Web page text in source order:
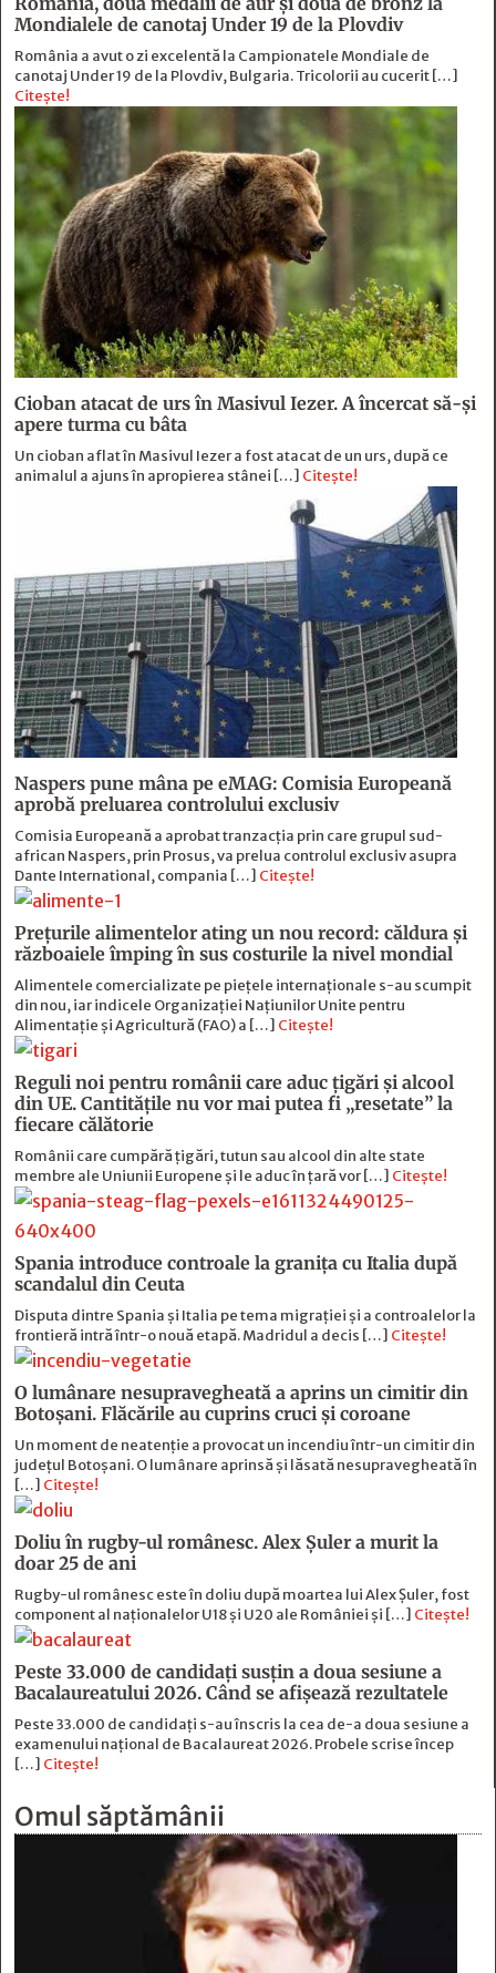
Mondialele de canotaj Under 19 de la Plovdiv
România a avut o zi excelentă la Campionatele Mondiale de
canotaj Under 19 de la Plovdiv, Bulgaria. Tricolorii au cucerit […]
Citește!
Cioban atacat de urs în Masivul Iezer. A încercat să-și
apere turma cu bâta
Un cioban aflat în Masivul Iezer a fost atacat de un urs, după ce
animalul a ajuns în apropierea stânei […] Citește!
Naspers pune mâna pe eMAG: Comisia Europeană
aprobă preluarea controlului exclusiv
Comisia Europeană a aprobat tranzacția prin care grupul sud-
african Naspers, prin Prosus, va prelua controlul exclusiv asupra
Dante International, compania […] Citește!
Prețurile alimentelor ating un nou record: căldura și
războaiele împing în sus costurile la nivel mondial
Alimentele comercializate pe piețele internaționale s-au scumpit
din nou, iar indicele Organizației Națiunilor Unite pentru
Alimentație și Agricultură (FAO) a […] Citește!
Reguli noi pentru românii care aduc țigări și alcool
din UE. Cantitățile nu vor mai putea fi „resetate” la
fiecare călătorie
Românii care cumpără țigări, tutun sau alcool din alte state
membre ale Uniunii Europene și le aduc în țară vor […] Citește!
Spania introduce controale la granița cu Italia după
scandalul din Ceuta
Disputa dintre Spania și Italia pe tema migrației și a controalelor la
frontieră intră într-o nouă etapă. Madridul a decis […] Citește!
O lumânare nesupravegheată a aprins un cimitir din
Botoșani. Flăcările au cuprins cruci și coroane
Un moment de neatenție a provocat un incendiu într-un cimitir din
județul Botoșani. O lumânare aprinsă și lăsată nesupravegheată în
[…] Citește!
Doliu în rugby-ul românesc. Alex Șuler a murit la
doar 25 de ani
Rugby-ul românesc este în doliu după moartea lui Alex Șuler, fost
component al naționalelor U18 și U20 ale României și […] Citește!
Peste 33.000 de candidați susțin a doua sesiune a
Bacalaureatului 2026. Când se afișează rezultatele
Peste 33.000 de candidați s-au înscris la cea de-a doua sesiune a
examenului național de Bacalaureat 2026. Probele scrise încep
[…] Citește!
Omul săptămânii